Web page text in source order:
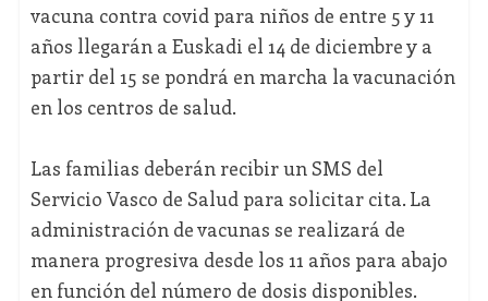
vacuna contra covid para niños de entre 5 y 11
años llegarán a Euskadi el 14 de diciembre y a
partir del 15 se pondrá en marcha la vacunación
en los centros de salud.
Las familias deberán recibir un SMS del
Servicio Vasco de Salud para solicitar cita. La
administración de vacunas se realizará de
manera progresiva desde los 11 años para abajo
en función del número de dosis disponibles.